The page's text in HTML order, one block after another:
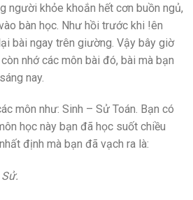
người khỏe khoắn hết cơn buồn ngủ,
bàn học. Như hồi trước khi !ên
bài ngay trên giường. Vậy bây giờ
nhớ các môn bài đó, bài mà bạn
nay.
môn như: Sinh – Sử Toán. Bạn có
học này bạn đã học suốt chiều
định mà bạn đã vạch ra là: